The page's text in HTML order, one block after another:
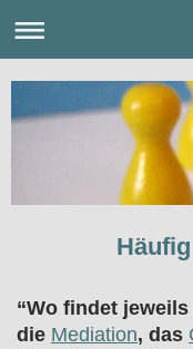
“Wo findet jeweils
die Mediation, das